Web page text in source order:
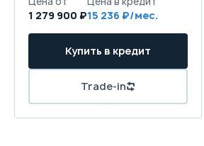
1 279 900 ₽15 236